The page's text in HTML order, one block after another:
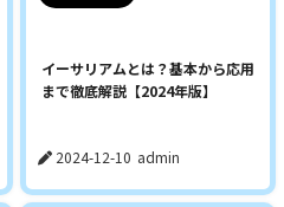
イーサリアムとは？基本から応用
まで徹底解説【2024年版】
2024-12-10 admin